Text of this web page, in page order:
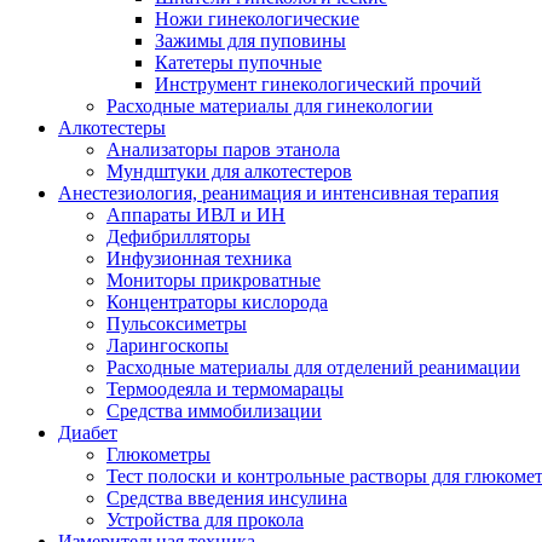
Ножи гинекологические
Зажимы для пуповины
Катетеры пупочные
Инструмент гинекологический прочий
Расходные материалы для гинекологии
Алкотестеры
Анализаторы паров этанола
Мундштуки для алкотестеров
Анестезиология, реанимация и интенсивная терапия
Аппараты ИВЛ и ИН
Дефибрилляторы
Инфузионная техника
Мониторы прикроватные
Концентраторы кислорода
Пульсоксиметры
Ларингоскопы
Расходные материалы для отделений реанимации
Термоодеяла и термомарацы
Средства иммобилизации
Диабет
Глюкометры
Тест полоски и контрольные растворы для
Средства введения инсулина
Устройства для прокола